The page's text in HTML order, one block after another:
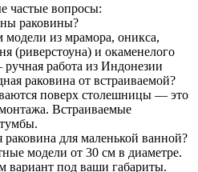
частые вопросы:
раковины?
из мрамора, оникса,
(риверстоуна) и окаменелого
работа из Индонезии
раковина от встраиваемой?
поверх столешницы — это
Встраиваемые
для маленькой ванной?
модели от 30 см в диаметре.
под ваши габариты.